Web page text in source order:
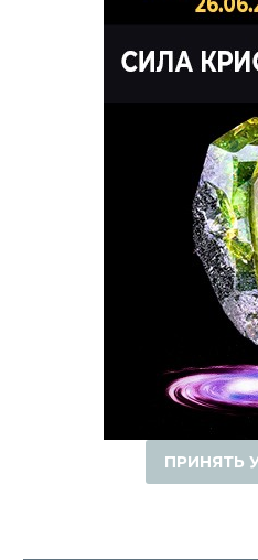
ПРИНЯТЬ